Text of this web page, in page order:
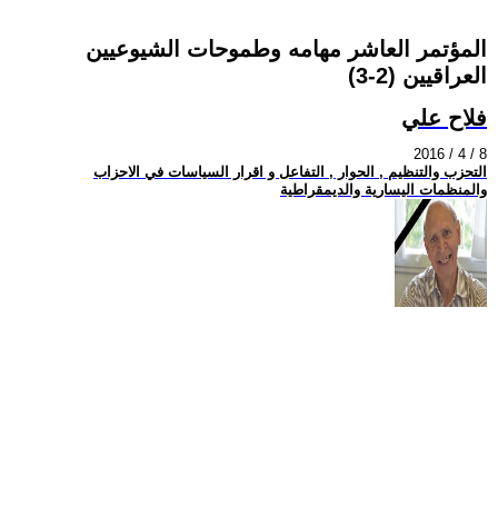
المؤتمر العاشر مهامه وطموحات الشيوعيين
العراقيين (2-3)
فلاح علي
2016 / 4 / 8
التحزب والتنظيم , الحوار , التفاعل و اقرار السياسات في الاحزاب
والمنظمات اليسارية والديمقراطية